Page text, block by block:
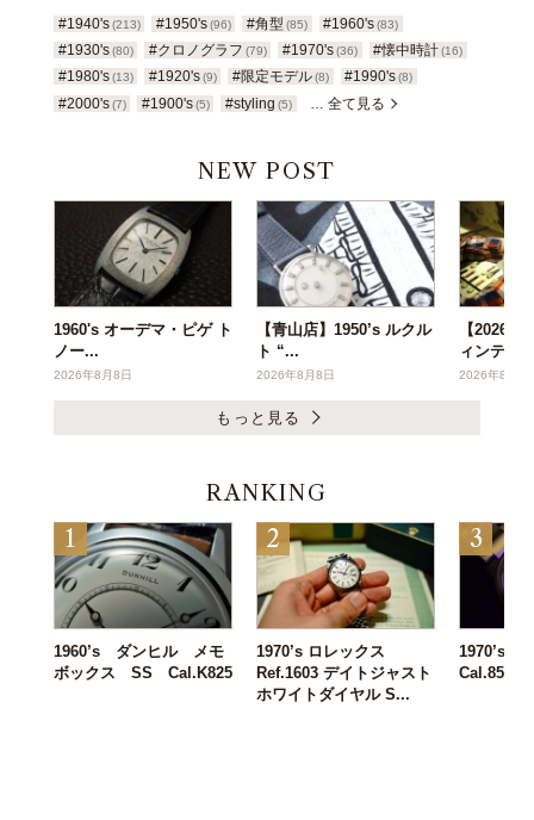
#1940's (213) #1950's(96) #角型 (85) #1960's (83)
#1930's (80) #クロノグラフ (79) #1970's(36) #懐中時計 (16)
#1980's (13) #1920's(9) #限定モデル(8) #1990's (8)
#2000's (7) #1900's(5) #styling (5) … 全て見る
NEW POST
1960's オーデマ・ピゲ ト
ノー...
2026年8月8日
【青山店】1950’s ルクル
ト “...
2026年8月8日
【2026年
ィンテー...
2026年8月6
もっと見る
RANKING
1960’s ダンヒル メモ
ボックス SS Cal.K825
1970’s ロレックス
Ref.1603 デイトジャスト
ホワイトダイヤル S...
1970’s